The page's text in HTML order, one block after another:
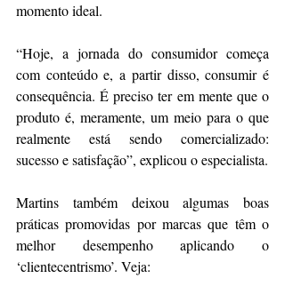
momento ideal.
“Hoje, a jornada do consumidor começa
com conteúdo e, a partir disso, consumir é
consequência. É preciso ter em mente que o
produto é, meramente, um meio para o que
realmente está sendo comercializado:
sucesso e satisfação”, explicou o especialista.
Martins também deixou algumas boas
práticas promovidas por marcas que têm o
melhor desempenho aplicando o
‘clientecentrismo’. Veja: